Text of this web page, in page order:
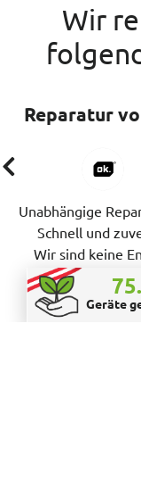
Wir
Reparatur
Unabhängige
Schnell und
Wir sind keine
reparieren,
>>
Geräte